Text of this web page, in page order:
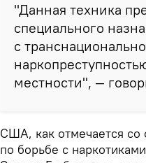
"Данная техника
специального
с
местности", —
США, как отмечается
по борьбе с